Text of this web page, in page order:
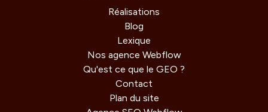
Réalisations
Blog
Lexique
Nos agence Webflow
Qu'est ce que le GEO ?
Contact
Plan du site